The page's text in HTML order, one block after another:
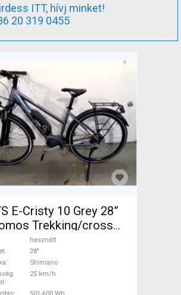
ITT, hívj minket!
20 319 0455
E-Cristy 10 Grey 28”
Trekking/cross
Shimano 501-600 Wh
ELADÓ
használt
28"
Shimano
25 km/h
501-600 Wh